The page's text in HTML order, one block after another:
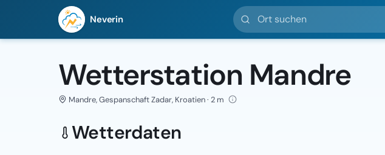
Neverin
Ort suchen
Wetterstation Mandre
Mandre, Gespanschaft Zadar, Kroatien · 2 m
Wetterdaten